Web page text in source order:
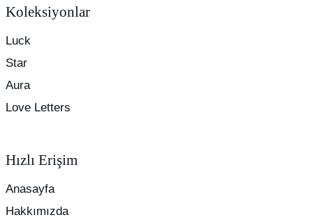
Koleksiyonlar
Luck
Star
Aura
Love Letters
Hızlı Erişim
Anasayfa
Hakkımızda